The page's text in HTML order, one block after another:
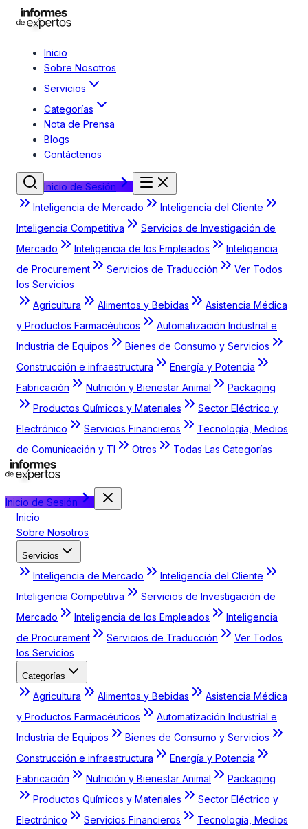
Inicio
Sobre Nosotros
Servicios
Categorías
Nota de Prensa
Blogs
Contáctenos
Inicio de Sesión
Inteligencia de Mercado
Inteligencia del Cliente
Inteligencia Competitiva
Servicios de Investigación de
Mercado
Inteligencia de los Empleados
Inteligencia
de Procurement
Servicios de Traducción
Ver Todos
los Servicios
Agricultura
Alimentos y Bebidas
Asistencia Médica
y Productos Farmacéuticos
Automatización Industrial e
Industria de Equipos
Bienes de Consumo y Servicios
Construcción e infraestructura
Energía y Potencia
Fabricación
Nutrición y Bienestar Animal
Packaging
Productos Químicos y Materiales
Sector Eléctrico y
Electrónico
Servicios Financieros
Tecnología, Medios
de Comunicación y TI
Otros Todas Las Categorías
Inicio de Sesión
Inicio
Sobre Nosotros
Servicios
Inteligencia de Mercado
Inteligencia del Cliente
Inteligencia Competitiva
Servicios de Investigación de
Mercado
Inteligencia de los Empleados
Inteligencia
de Procurement
Servicios de Traducción
Ver Todos
los Servicios
Categorías
Agricultura Alimentos y Bebidas
Asistencia Médica
y Productos Farmacéuticos
Automatización Industrial e
Industria de Equipos
Bienes de Consumo y Servicios
Construcción e infraestructura
Energía y Potencia
Fabricación
Nutrición y Bienestar Animal
Packaging
Productos Químicos y Materiales
Sector Eléctrico y
Electrónico
Servicios Financieros
Tecnología, Medios